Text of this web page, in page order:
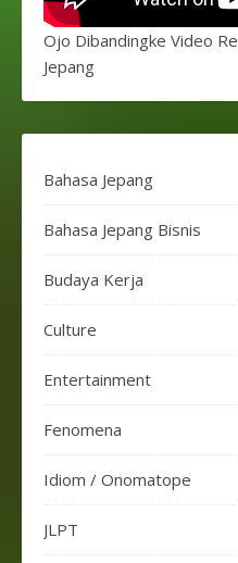
Ojo Dibandingke Video
Jepang
Bahasa Jepang
Bahasa Jepang Bisnis
Budaya Kerja
Culture
Entertainment
Fenomena
Idiom / Onomatope
JLPT